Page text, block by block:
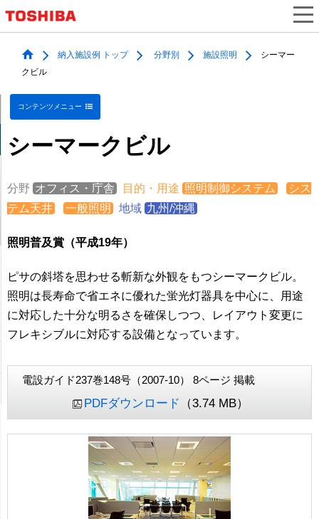
納入施設例 トップ 分野別 施設照明
シーマー
クビル
コンテンツメニュー
シーマークビル
分野 オフィス・庁舎 目的・用途 照明制御システム
シス
テム天井
一般照明 地域 九州/沖縄
照明普及賞（平成19年）
ピサの斜塔を思わせる斬新な外観をもつシーマークビル。
照明は長寿命で省エネに優れた蛍光灯器具を中心に、用途
に対応した十分な明るさを確保しつつ、レイアウト変更に
フレキシブルに対応する設備となっています。
電設ガイド237巻148号（2007-10） 8ページ 掲載
PDFダウンロード （3.74 MB）